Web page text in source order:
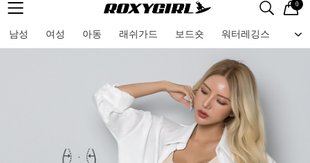
메뉴 검색
로고 0
남성 여성 아동 래쉬가드 보드숏 워터레깅스 비
메뉴